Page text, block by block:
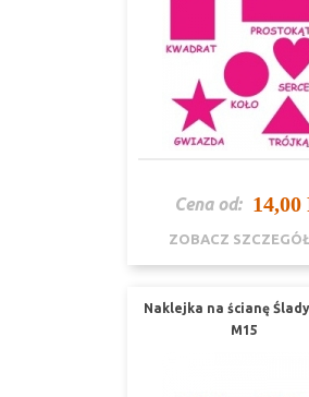
Cena od:
ZOBACZ
Naklejka na ścianę
M15